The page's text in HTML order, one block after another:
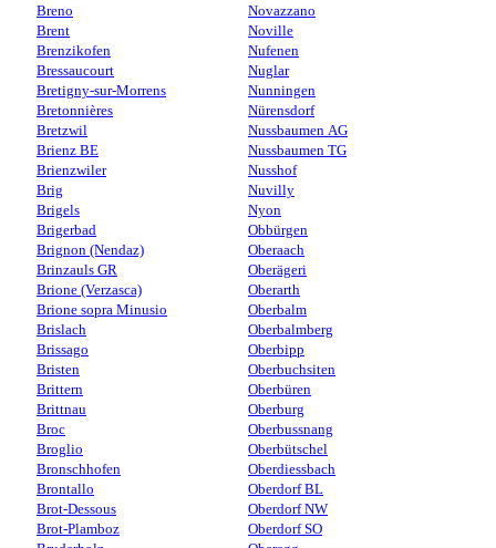
Breno
Brent
Brenzikofen
Bressaucourt
Bretigny-sur-Morrens
Bretonnières
Bretzwil
Brienz BE
Brienzwiler
Brig
Brigels
Brigerbad
Brignon (Nendaz)
Brinzauls GR
Brione (Verzasca)
Brione sopra Minusio
Brislach
Brissago
Bristen
Brittern
Brittnau
Broc
Broglio
Bronschhofen
Brontallo
Brot-Dessous
Brot-Plamboz
Novazzano
Noville
Nufenen
Nuglar
Nunningen
Nürensdorf
Nussbaumen AG
Nussbaumen TG
Nusshof
Nuvilly
Nyon
Obbürgen
Oberaach
Oberägeri
Oberarth
Oberbalm
Oberbalmberg
Oberbipp
Oberbuchsiten
Oberbüren
Oberburg
Oberbussnang
Oberbütschel
Oberdiessbach
Oberdorf BL
Oberdorf NW
Oberdorf SO